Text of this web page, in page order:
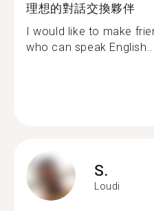
理想的對話交換夥伴
I would like to make
who can speak English...
S.
Loudi